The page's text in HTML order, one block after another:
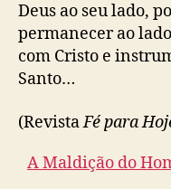
Deus ao seu lado,
permanecer ao
com Cristo e
Santo…
(RevistaFé para
A Maldição do